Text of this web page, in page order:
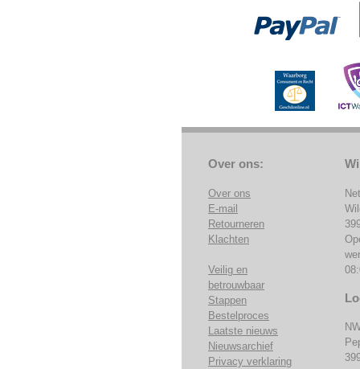
Over ons:
Over ons
E-mail
Retourneren
Klachten
Veilig en
betrouwbaar
Stappen
Bestelproces
Laatste nieuws
Nieuwsarchief
Privacy verklaring